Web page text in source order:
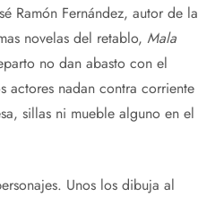
Ramón Fernández, autor de la
novelas del retablo, Mala
no dan abasto con el
actores nadan contra corriente
sillas ni mueble alguno en el
Unos los dibuja al